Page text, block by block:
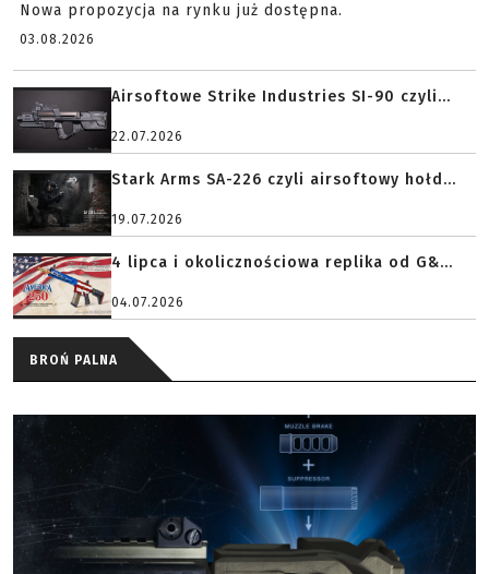
Nowa propozycja na rynku już dostępna.
03.08.2026
Airsoftowe Strike Industries SI-90 czyli...
22.07.2026
Stark Arms SA-226 czyli airsoftowy hołd...
19.07.2026
4 lipca i okolicznościowa replika od G&...
04.07.2026
BROŃ PALNA